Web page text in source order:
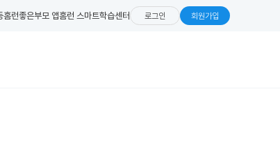
홈런좋은부모 앱홈런 스마트학습센터 로그인 회원가입